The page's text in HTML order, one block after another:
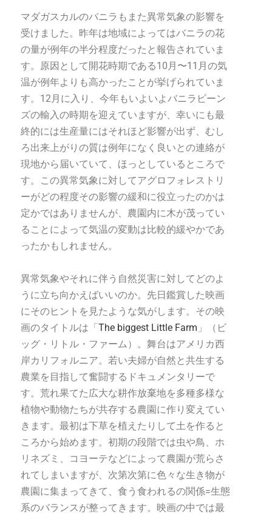
マダガスカルのバニラもまた異常気象の影響を
受けました。昨年は地域によってはバニラの花
の量が例年の半分程度だったと報告されていま
す。原因として開花時期である10月〜11月の気
温が例年よりも高かったことが挙げられていま
す。12月に入り、今年もいよいよバニラビーン
ズの輸入の時期を迎えていますが、幸いにも最
終的には生産量にはそれほど影響が出ず、むし
ろ出来上がりの質は例年になく良いとの連絡が
現地から届いていて、ほっとしているところで
す。この異常気象に対してアグロフォレストリ
ーがどの程度その影響の緩和に役立ったのかは
定かではありませんが、農園内に木が茂ってい
ることによって気温の変動は比較的緩やかであ
ったかもしれません。
異常気象やそれに伴う自然災害に対してどのよ
うに立ち向かえばいいのか。先日鑑賞した映画
にそのヒントを見たような気がします。その映
画のタイトルは「The biggest Little Farm 」（ビ
ッグ・リトル・ファーム）。舞台はアメリカ西
岸カリフォルニア。若い夫婦が自然と共生する
農業を目指して奮闘するドキュメンタリーで
す。荒れ果てた広大な耕作放棄地を多種多様な
植物や動物たちが共存する農園に作り変えてい
きます。最初は下草を植えたりして土を作ると
ころから始めます。初期の段階では虫や鳥、ホ
リネズミ、コヨーテなどによって農園が荒らさ
れてしまいますが、次第次第に色々な生き物が
農園に集まってきて、食う食われるの関係=生態
系のバランスが整ってきます。映画の中では最